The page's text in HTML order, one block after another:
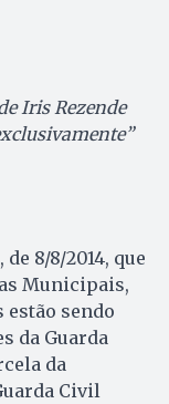
Iris Rezende
de 8/8/2014, que
Municipais,
estão sendo
da Guarda
da
Civil